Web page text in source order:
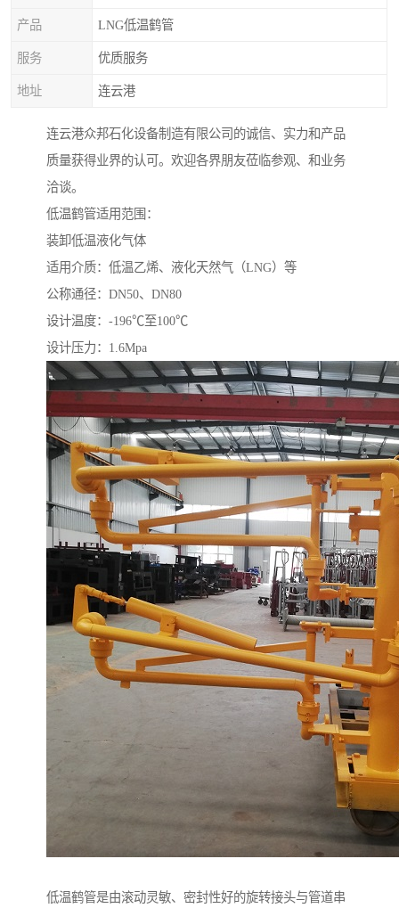
产品 LNG低温鹤管
服务 优质服务
地址 连云港
连云港众邦石化设备制造有限公司的诚信、实力和产品
质量获得业界的认可。欢迎各界朋友莅临参观、和业务
洽谈。
低温鹤管适用范围：
装卸低温液化气体
适用介质：低温乙烯、液化天然气（LNG）等
公称通径：DN50、DN80
设计温度：-196℃至100℃
设计压力：1.6Mpa
低温鹤管是由滚动灵敏、密封性好的旋转接头与管道串